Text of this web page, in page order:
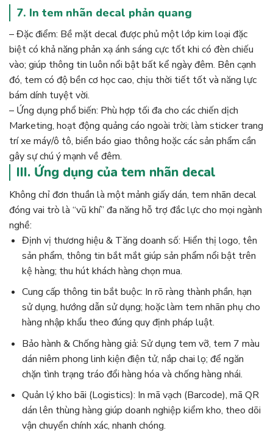
7. In tem nhãn decal phản quang
– Đặc điểm: Bề mặt decal được phủ một lớp kim loại đặc
biệt có khả năng phản xạ ánh sáng cực tốt khi có đèn chiếu
vào; giúp thông tin luôn nổi bật bất kể ngày đêm. Bên cạnh
đó, tem có độ bền cơ học cao, chịu thời tiết tốt và năng lực
bám dính tuyệt vời.
– Ứng dụng phổ biến: Phù hợp tối đa cho các chiến dịch
Marketing, hoạt động quảng cáo ngoài trời; làm sticker trang
trí xe máy/ô tô, biển báo giao thông hoặc các sản phẩm cần
gây sự chú ý mạnh về đêm.
III. Ứng dụng của tem nhãn decal
Không chỉ đơn thuần là một mảnh giấy dán, tem nhãn decal
đóng vai trò là “vũ khí” đa năng hỗ trợ đắc lực cho mọi ngành
nghề:
Định vị thương hiệu & Tăng doanh số: Hiển thị logo, tên
sản phẩm, thông tin bắt mắt giúp sản phẩm nổi bật trên
kệ hàng; thu hút khách hàng chọn mua.
Cung cấp thông tin bắt buộc: In rõ ràng thành phần, hạn
sử dụng, hướng dẫn sử dụng; hoặc làm tem nhãn phụ cho
hàng nhập khẩu theo đúng quy định pháp luật.
Bảo hành & Chống hàng giả: Sử dụng tem vỡ, tem 7 màu
dán niêm phong linh kiện điện tử, nắp chai lọ; để ngăn
chặn tình trạng tráo đổi hàng hóa và chống hàng nhái.
Quản lý kho bãi (Logistics): In mã vạch (Barcode), mã QR
dán lên thùng hàng giúp doanh nghiệp kiểm kho, theo dõi
vận chuyển chính xác, nhanh chóng.